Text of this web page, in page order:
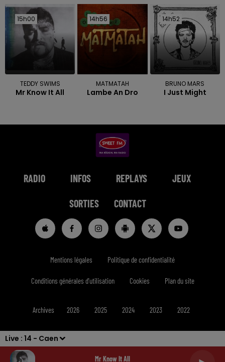
Live : 14 - Caen
Mr Know It All
15h00
15h00
TEDDY SWIMS
Mr Know It All
14h56
14h56
MATMATAH
Lambe An Dro
14h52
14h52
BRUNO MARS
I Just Might
RADIO INFOS REPLAYS JEUX
SORTIES CONTACT
Mentions légales Politique de confidentialité
Conditions générales d'utilisation Cookies Plan du site
Archives 2026 2025 2024 2023 2022